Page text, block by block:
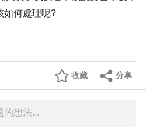
如何處理呢?
分享
收藏